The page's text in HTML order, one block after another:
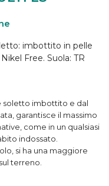
imbottito in pelle
Free. Suola: TR
soletto imbottito e dal
garantisce il massimo
come in un qualsiasi
indossato.
si ha una maggiore
terreno.